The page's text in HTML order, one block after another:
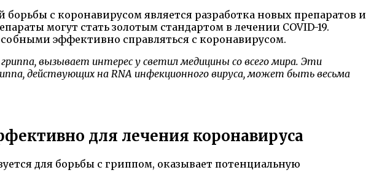
с коронавирусом является разработка новых препаратов и
могут стать золотым стандартом в лечении COVID-19.
эффективно справляться с коронавирусом.
вызывает интерес у светил медицины со всего мира. Эти
действующих на RNA инфекционного вируса, может быть весьма
для лечения коронавируса
для борьбы с гриппом, оказывает потенциальную